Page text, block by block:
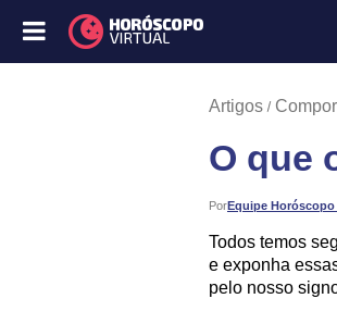
Artigos
O que
PorEquipe
Publicado:
Todos temos
e exponha
pelo nosso